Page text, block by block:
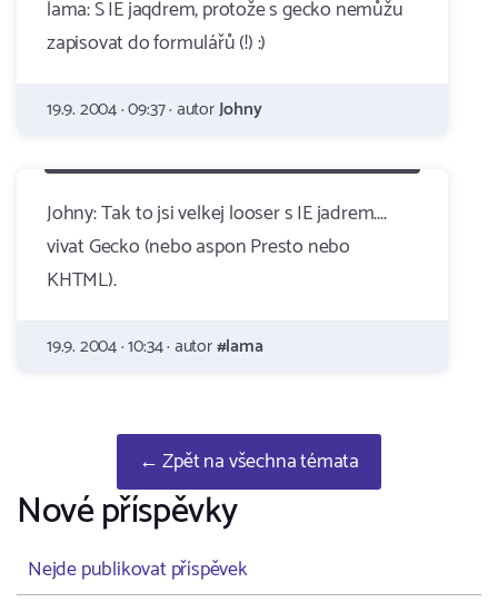
lama: S IE jaqdrem, protože s gecko nemůžu
zapisovat do formulářů (!) :)
19.9. 2004 · 09:37 · autorJohny
Johny: Tak to jsi velkej looser s IE jadrem....
vivat Gecko (nebo aspon Presto nebo
KHTML).
19.9. 2004 · 10:34 · autor#lama
← Zpět na všechna témata
Nové příspěvky
Nejde publikovat příspěvek